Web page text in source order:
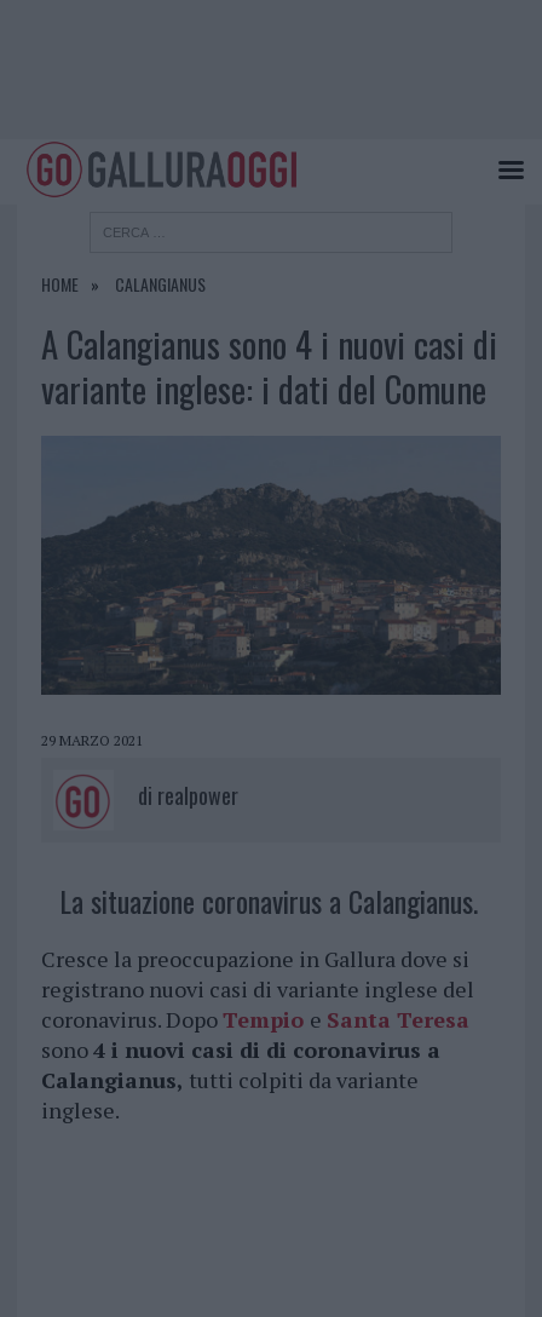
HOME CALANGIANUS
A Calangianus sono 4 i nuovi casi di
variante inglese: i dati del Comune
29 MARZO 2021
di realpower
La situazione coronavirus a Calangianus.
Cresce la preoccupazione in Gallura dove si
registrano nuovi casi di variante inglese del
coronavirus. DopoTempio e Santa Teresa
sono4 i nuovi casi di di coronavirus a
Calangianus, tutti colpiti da variante
inglese.